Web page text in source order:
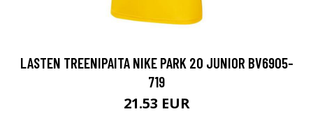
LASTEN TREENIPAITA NIKE PARK 20 JUNIOR BV6905-
719
21.53 EUR